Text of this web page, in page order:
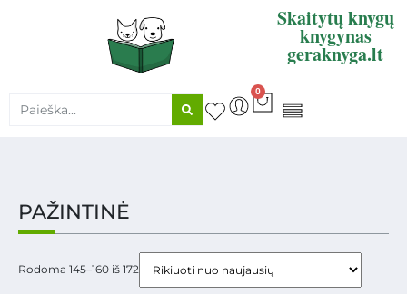
Skaitytų knygų
knygynas
geraknyga.lt
0
PAŽINTINĖ
Rodoma 145–160 iš 172